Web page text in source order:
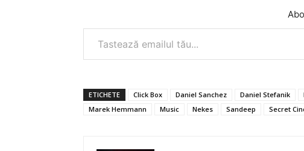
Tastează emailul tău...
ETICHETE Click Box Daniel Sanchez Daniel Stefanik
Marek Hemmann
Music Nekes Sandeep Secret